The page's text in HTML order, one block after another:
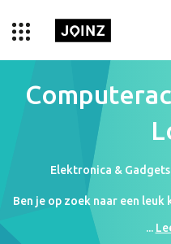
Elektronica & Gadgets
Ben je op zoek naar een
en zakenpartners? Wij
computer accessoires met
...